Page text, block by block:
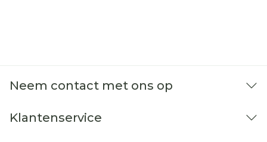
met Eldepryl kan leiden tot
levensbedreigende aandoening (zie
Neem contact met ons op
Klantenservice